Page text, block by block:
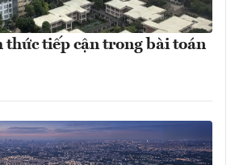
tiếp cận trong bài toán